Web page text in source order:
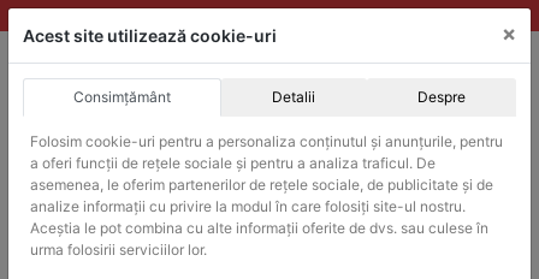
Skip
to
ACHIZITII PUBLICE
Produsele pot fi achizitionate si in sistemul SEAP / SICAP
Products
search
CAUTARE
Acest site utilizează cookie-uri ×
Consimțământ Detalii Despre
Folosim cookie-uri pentru a personaliza conținutul și anunțurile, pentru
a oferi funcții de rețele sociale și pentru a analiza traficul. De
asemenea, le oferim partenerilor de rețele sociale, de publicitate și de
analize informații cu privire la modul în care folosiți site-ul nostru.
Aceștia le pot combina cu alte informații oferite de dvs. sau culese în
urma folosirii serviciilor lor.